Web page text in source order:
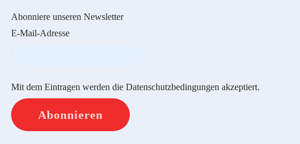
Abonniere unseren Newsletter
E-Mail-Adresse
Mit dem Eintragen werden die Datenschutzbedingungen akzeptiert.